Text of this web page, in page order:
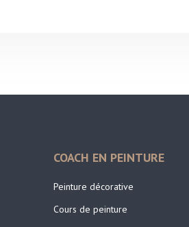
COACH EN PEINTURE
Peinture décorative
Cours de peinture